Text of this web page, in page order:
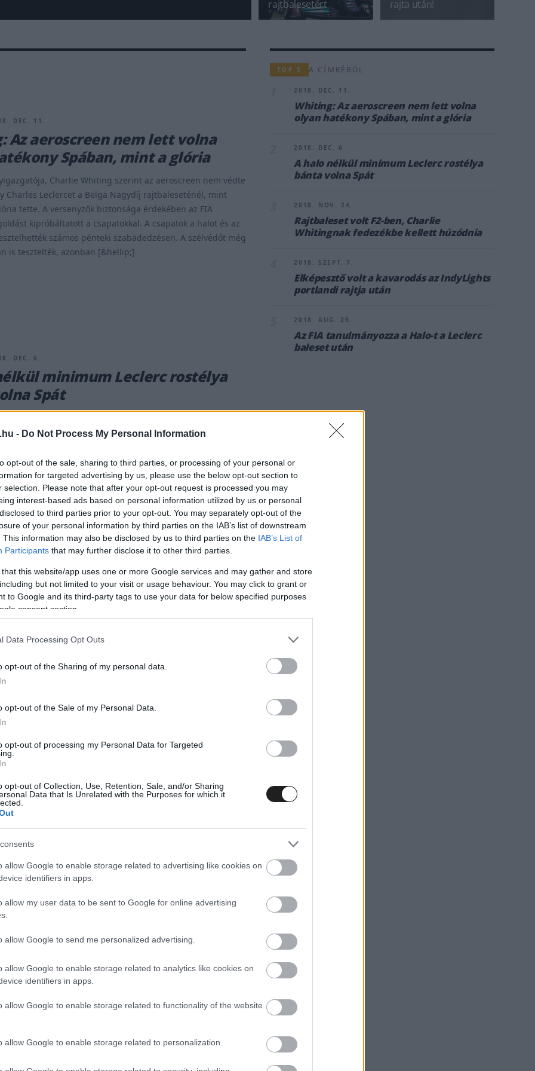
- Do Not Process My Personal Information
opt-out of the sale, sharing to third parties, or processing of your personal or
for targeted advertising by us, please use the below opt-out section to
selection. Please note that after your opt-out request is processed you may
interest-based ads based on personal information utilized by us or personal
to third parties prior to your opt-out. You may separately opt-out of the
of your personal information by third parties on the IAB’s list of downstream
This information may also be disclosed by us to third parties on the IAB’s List of
Participants that may further disclose it to other third parties.
that this website/app uses one or more Google services and may gather and store
but not limited to your visit or usage behaviour. You may click to grant or
to Google and its third-party tags to use your data for below specified purposes
consent section.
Data Processing Opt Outs
opt-out of the Sharing of my personal data.
opt-out of the Sale of my Personal Data.
opt-out of processing my Personal Data for Targeted
opt-out of Collection, Use, Retention, Sale, and/or Sharing
Data that Is Unrelated with the Purposes for which it
allow Google to enable storage related to advertising like cookies on
identifiers in apps.
allow my user data to be sent to Google for online advertising
allow Google to send me personalized advertising.
allow Google to enable storage related to analytics like cookies on
identifiers in apps.
allow Google to enable storage related to functionality of the website
allow Google to enable storage related to personalization.
rajtbalesetért rajta után!
DEC. 11.
Az aeroscreen nem lett volna
Spában, mint a glória
Charlie Whiting szerint az aeroscreen nem védte
Charles Leclercet a Belga Nagydíj rajtbaleseténél, mint
tette. A versenyzők biztonsága érdekében az FIA
kipróbáltatott a csapatokkal. A csapatok a halot és az
számos pénteki szabadedzésen. A szélvédőt még
is tesztelték, azonban [&hellip;]
DEC. 6.
minimum Leclerc rostélya
Spát
Alonso McLarenjének első szárnya telibetalálta volna
első (és eddigi egyetlen) komolyabb incidens, ahol a halo
befolyásolhatta a kimenetelt, így az FIA alapos
alá az ügyet. Az eredményt [&hellip;]
2018. NOV. 24.
volt F2-ben, Charlie
fedezékbe kellett húzódnia
főversenye rajtbalesettel indult. Nicholas Latifi autója
Maini pedig nem tudta kikerülni. Az ütközés következtében
egyenesen Charlie Whiting versenyigazgató
Charlie Whiting a eu chaud #F2 #AbuDhabiGP
by7gbZCBXa &mdash; Burgrid⑦ (@Burgrid7) November 24,
volt a kavarodás az IndyLights
rajtja után
átvágni a pályát. Az IndyLights portlandi rajtajánál
káosz! A szezon utolsó futamán a nyolc versenyzőből hétnek
hogy a rajtnál megszerezze a vezető helyet. Talán
AUG. 29.
TOP 5 A CÍMKÉBŐL
2018. DEC. 11.
Whiting: Az aeroscreen nem lett volna
olyan hatékony Spában, mint a glória
2018. DEC. 6.
A halo nélkül minimum Leclerc rostélya
bánta volna Spát
2018. NOV. 24.
Rajtbaleset volt F2-ben, Charlie
Whitingnak fedezékbe kellett húzódnia
2018. SZEPT. 7.
Elképesztő volt a kavarodás az IndyLights
portlandi rajtja után
2018. AUG. 29.
Az FIA tanulmányozza a Halo-t a Leclerc
baleset után